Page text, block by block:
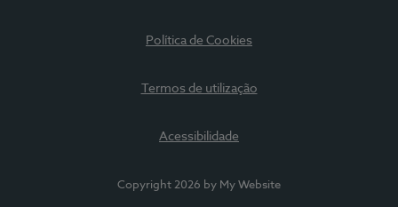
Política de Cookies
Termos de utilização
Acessibilidade
Copyright 2026 by My Website